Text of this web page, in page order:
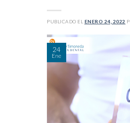
PUBLICADO EL ENERO 24, 2022
24
Ene